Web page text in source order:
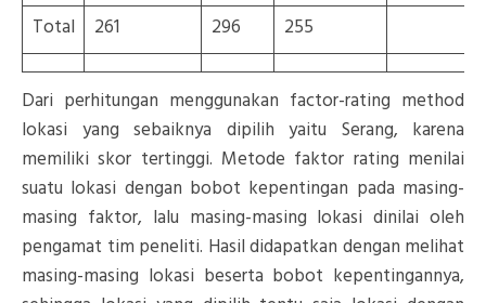
Total
261 296 255
Dari perhitungan menggunakan factor-rating method
lokasi yang sebaiknya dipilih yaitu Serang, karena
memiliki skor tertinggi. Metode faktor rating menilai
suatu lokasi dengan bobot kepentingan pada masing-
masing faktor, lalu masing-masing lokasi dinilai oleh
pengamat tim peneliti. Hasil didapatkan dengan melihat
masing-masing lokasi beserta bobot kepentingannya,